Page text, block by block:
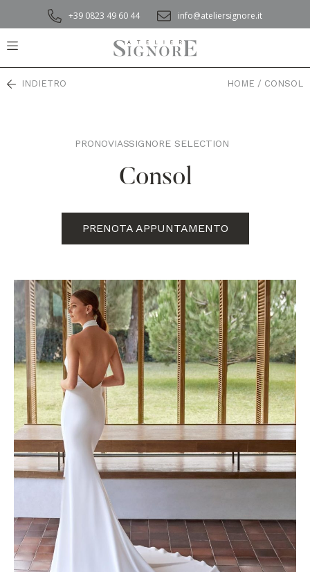
+39 0823 49 60 44 info@ateliersignore.it
INDIETRO HOME / CONSOL
PRONOVIAS,
SIGNORE SELECTION
Consol
PRENOTA APPUNTAMENTO